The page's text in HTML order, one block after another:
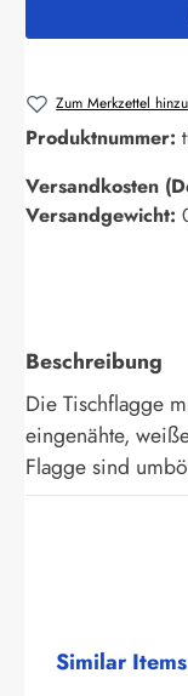
Zum Merkzettel
Produktnummer:
Versandkosten
Versandgewicht:
Beschreibung
Die Tischflagge
eingenähte,
Flagge sind
Produktgalerie
Similar Items